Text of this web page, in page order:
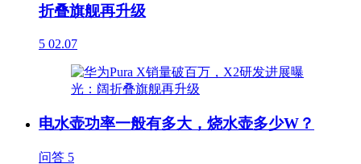
折叠旗舰再升级
5 02.07
电水壶功率一般有多大，烧水壶多少W？
问答 5